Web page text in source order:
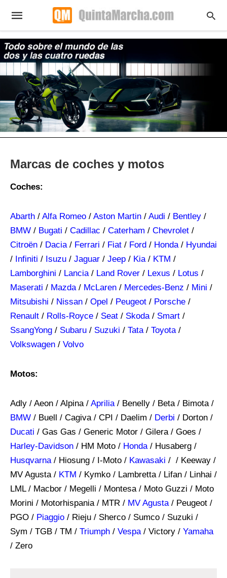
Marcas de coches y motos
Coches:
Abarth / Alfa Romeo / Aston Martin / Audi / Bentley /
BMW / Bugati / Cadillac / Caterham / Chevrolet /
Citroën / Dacia/ Ferrari / Fiat / Ford / Honda/ Hyundai
/ Infiniti / Isuzu / Jaguar / Jeep / Kia/ KTM /
Lamborghini / Lancia/ Land Rover / Lexus / Lotus /
Maserati / Mazda/ McLaren / Mercedes-Benz / Mini /
Mitsubishi / Nissan / Opel / Peugeot / Porsche /
Renault / Rolls-Royce / Seat / Skoda/ Smart /
SsangYong / Subaru / Suzuki / Tata/ Toyota/
Volkswagen / Volvo
Motos:
Adly / Aeon / Alpina / Aprilia/ Benelly / Beta / Bimota /
BMW / Buell / Cagiva / CPI / Daelim / Derbi / Dorton /
Ducati / Gas Gas / Generic Motor / Gilera / Goes /
Harley-Davidson / HM Moto / Honda/ Husaberg /
Husqvarna/ Hiosung / I-Moto / Kawasaki / / Keeway /
MV Agusta / KTM / Kymko / Lambretta / Lifan / Linhai /
LML / Macbor / Megelli / Montesa / Moto Guzzi / Moto
Morini / Motorhispania / MTR / MV Agusta/ Peugeot /
PGO / Piaggio / Rieju / Sherco / Sumco / Suzuki /
Sym / TGB / TM / Triumph / Vespa/ Victory / Yamaha
/ Zero